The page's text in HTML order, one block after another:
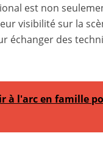
est non
visibilité sur la
échanger des
à l'arc en famille